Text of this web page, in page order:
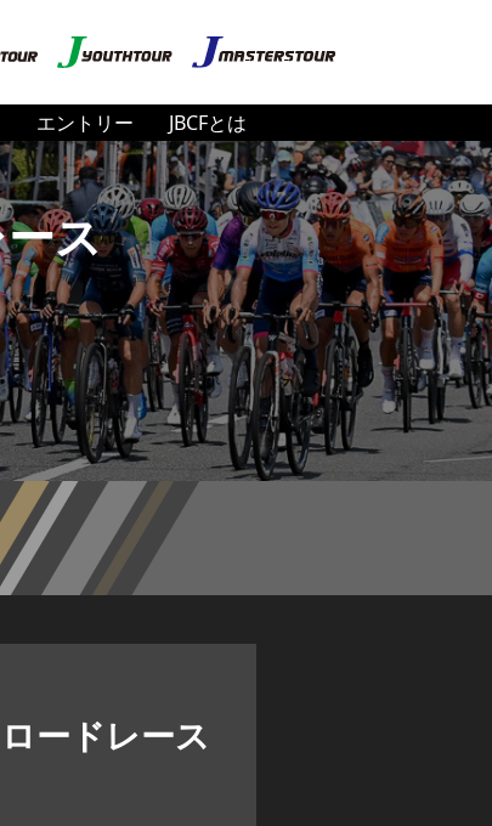
エントリー JBCFとは
ス
ードレース